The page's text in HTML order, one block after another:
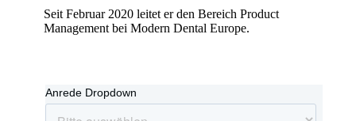
Seit Februar 2020 leitet er den Bereich Product
Management bei Modern Dental Europe.